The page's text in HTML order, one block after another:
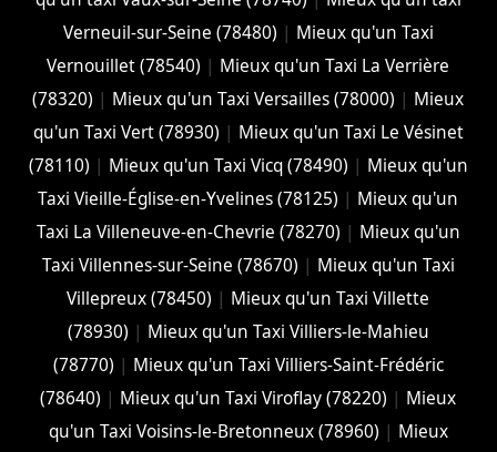
Verneuil-sur-Seine (78480) | Mieux qu'un Taxi
Vernouillet (78540) | Mieux qu'un Taxi La Verrière
(78320) | Mieux qu'un Taxi Versailles (78000) | Mieux
qu'un Taxi Vert (78930) | Mieux qu'un Taxi Le Vésinet
(78110) | Mieux qu'un Taxi Vicq (78490) | Mieux qu'un
Taxi Vieille-Église-en-Yvelines (78125) | Mieux qu'un
Taxi La Villeneuve-en-Chevrie (78270) | Mieux qu'un
Taxi Villennes-sur-Seine (78670) | Mieux qu'un Taxi
Villepreux (78450) | Mieux qu'un Taxi Villette
(78930) | Mieux qu'un Taxi Villiers-le-Mahieu
(78770) | Mieux qu'un Taxi Villiers-Saint-Frédéric
(78640) | Mieux qu'un Taxi Viroflay (78220) | Mieux
qu'un Taxi Voisins-le-Bretonneux (78960) | Mieux